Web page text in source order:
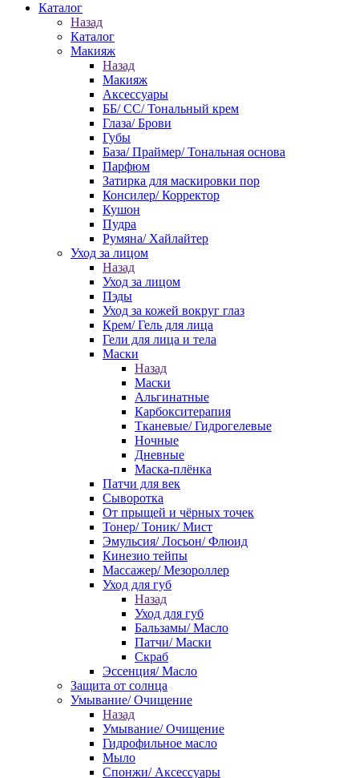
Каталог
Назад
Каталог
Макияж
Назад
Макияж
Аксессуары
ББ/ СС/ Тональный крем
Глаза/ Брови
Губы
База/ Праймер/ Тональная основа
Парфюм
Затирка для маскировки пор
Консилер/ Корректор
Кушон
Пудра
Румяна/ Хайлайтер
Уход за лицом
Назад
Уход за лицом
Пэды
Уход за кожей вокруг глаз
Крем/ Гель для лица
Гели для лица и тела
Маски
Назад
Маски
Альгинатные
Карбокситерапия
Тканевые/ Гидрогелевые
Ночные
Дневные
Маска-плёнка
Патчи для век
Сыворотка
От прыщей и чёрных точек
Тонер/ Тоник/ Мист
Эмульсия/ Лосьон/ Флюид
Кинезио тейпы
Массажер/ Мезороллер
Уход для губ
Назад
Уход для губ
Бальзамы/ Масло
Патчи/ Маски
Скраб
Эссенция/ Масло
Защита от солнца
Умывание/ Очищение
Назад
Умывание/ Очищение
Гидрофильное масло
Мыло
Спонжи/ Аксессуары